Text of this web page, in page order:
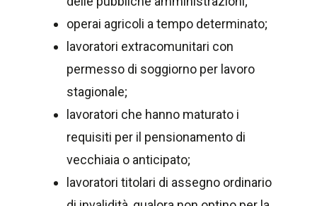
operai agricoli a tempo determinato;
lavoratori extracomunitari con
permesso di soggiorno per lavoro
stagionale;
lavoratori che hanno maturato i
requisiti per il pensionamento di
vecchiaia o anticipato;
lavoratori titolari di assegno ordinario